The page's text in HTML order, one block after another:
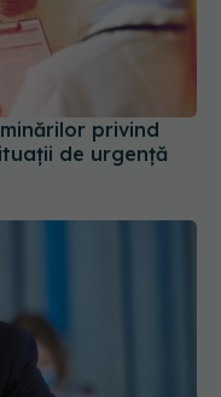
privind
de urgență